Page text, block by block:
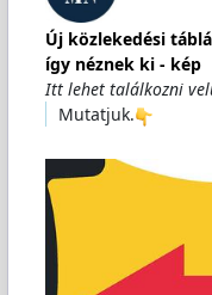
Új közlekedési
így néznek ki - kép
Itt lehet találkozni
Mutatjuk.